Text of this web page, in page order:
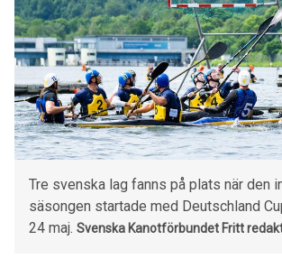
Tre svenska lag fanns på plats när den
säsongen startade med Deutschland
24 maj. Svenska Kanotförbundet Fritt